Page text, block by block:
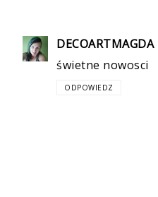
DECOARTMAGDA
świetne nowosci
ODPOWIEDZ